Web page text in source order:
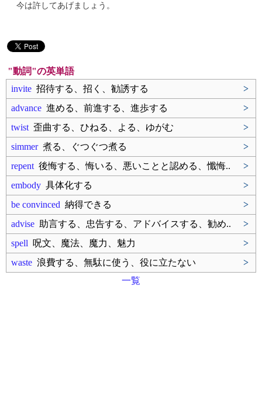
今は許してあげましょう。
"動詞"の英単語
invite 招待する、招く、勧誘する
>
advance 進める、前進する、進歩する
>
twist 歪曲する、ひねる、よる、ゆがむ
>
simmer煮る、ぐつぐつ煮る
>
repent 後悔する、悔いる、悪いことと認める、懺悔..
>
embody 具体化する
>
be convinced 納得できる
>
advise 助言する、忠告する、アドバイスする、勧め..
>
spell 呪文、魔法、魔力、魅力
>
waste 浪費する、無駄に使う、役に立たない
>
一覧